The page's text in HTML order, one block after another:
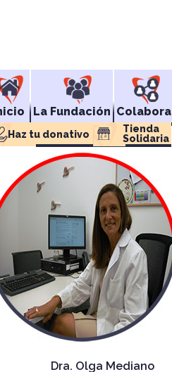
La Fundación Colabora
Haz tu donativo
Tienda
Solidaria
Dra. Olga Mediano